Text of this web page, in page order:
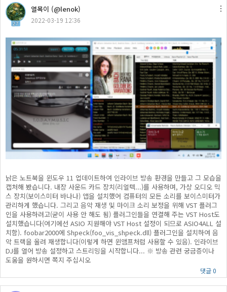
27
열목이 (@lenok)
2022-03-19 12:36
낡은 노트북을 윈도우 11 업데이트하여 인라이브 방송 환경을 만들고 그 모습을
캡처해 봤습니다. 내장 사운드 카드 장치(리얼텍...)를 사용하며, 가상 오디오 믹
스 장치(보이스미터 바나나) 앱을 설치했어 컴퓨터의 모든 소리를 보이스미터가
관리하게 했습니다. 그리고 음악 재생 및 마이크 소리 보정을 위해 VST 플러그
인을 사용하려고(굳이 사용 안 해도 됨) 플러그인들을 연결해 주는 VST Host도
설치했습니다(여기에선 ASIO 지원해야 VST Host 설정이 되므로 ASIO4ALL 설
치함). foobar2000에 Shpeck(foo_vis_shpeck.dll) 플러그인을 설치하여 음
악 트랙을 올려 재생합니다(이렇게 하면 윈앰프처럼 사용할 수 있음). 인라이브
DJ를 열어 방송 설정하고 스트리밍을 시작합니다... ※ 방송 관련 궁금증이나
도움을 원하시면 쪽지 주십시오
댓글 0